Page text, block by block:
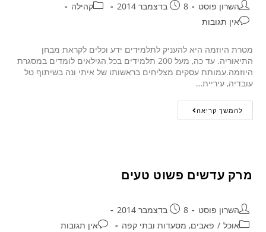
השרון פוסט 8 בדצמבר 2014
קהילה
אין תגובות
מטרת היוזמה היא להעניק לתלמידים ידע וכלים לקראת מבחן
התיאוריה. עד כה, מעל 200 תלמידים בכל הגילאים לומדים במסגרת
היוזמה.עמותת עסקים מצליחים בראשותו של איתי ונה בשיתוף טל
עובדיה, עיריית…
להמשך קריאה
מרק עדשים פשוט טעים
השרון פוסט
8 בדצמבר 2014
אוכל / פאבים, מסעדות ובתי קפה אין תגובות